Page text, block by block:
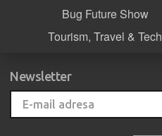
Bug Future Show
Tourism, Travel & Tech
Newsletter